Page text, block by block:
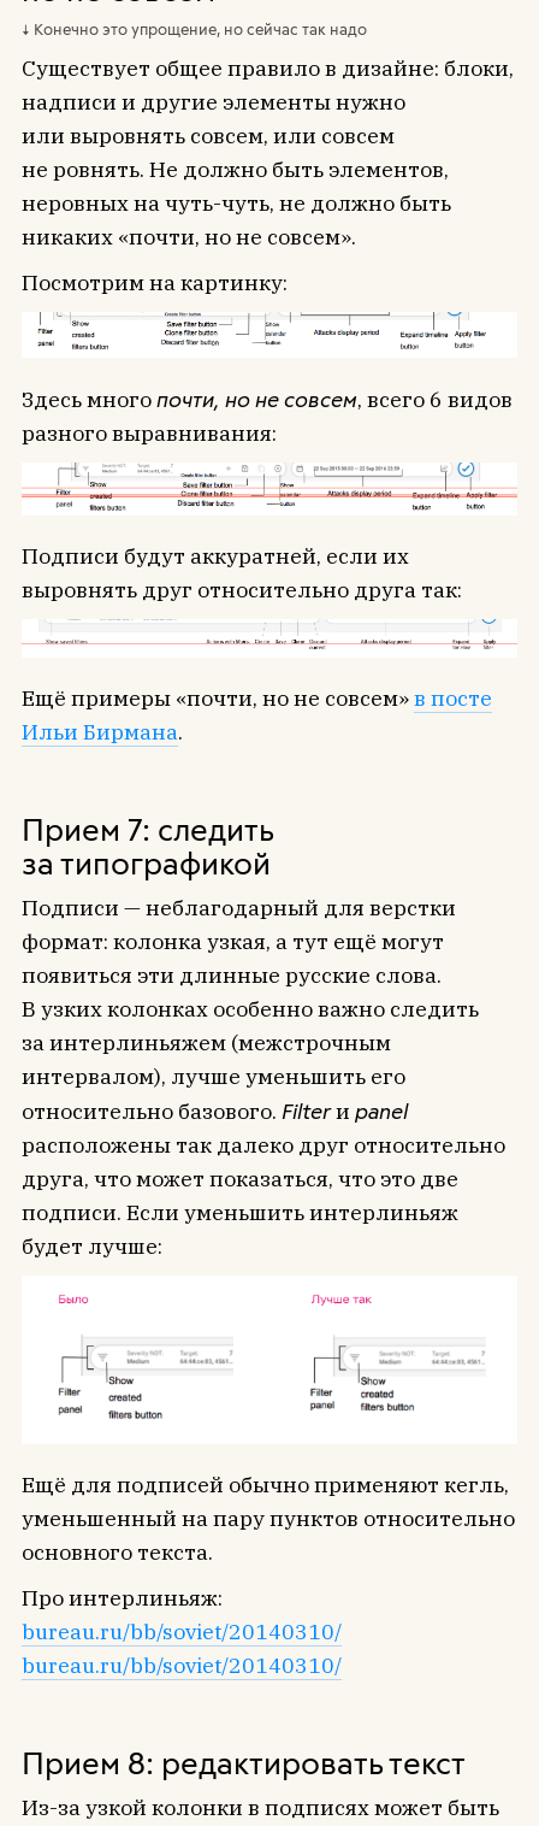
Конечно это упрощение, но сейчас так надо
Существует общее правило в дизайне: блоки,
надписи и другие элементы нужно
или выровнять совсем, или совсем
не ровнять. Не должно быть элементов,
неровных на чуть-чуть, не должно быть
никаких «почти, но не совсем».
Посмотрим на картинку:
Здесь многопочти, но не совсем, всего 6 видов
разного выравнивания:
Подписи будут аккуратней, если их
выровнять друг относительно друга так:
Ещё примеры «почти, но не совсем»в посте
Ильи Бирмана.
Прием 7: следить
за типографикой
Подписи — неблагодарный для верстки
формат: колонка узкая, а тут ещё могут
появиться эти длинные русские слова.
В узких колонках особенно важно следить
за интерлиньяжем (межстрочным
интервалом), лучше уменьшить его
относительно базового. Filterи panel
расположены так далеко друг относительно
друга, что может показаться, что это две
подписи. Если уменьшить интерлиньяж
будет лучше:
Ещё для подписей обычно применяют кегль,
уменьшенный на пару пунктов относительно
основного текста.
Про интерлиньяж:
bureau.ru/bb/soviet/20140310/
bureau.ru/bb/soviet/20140310/
Прием 8: редактировать текст
Из-за узкой колонки в подписях может быть